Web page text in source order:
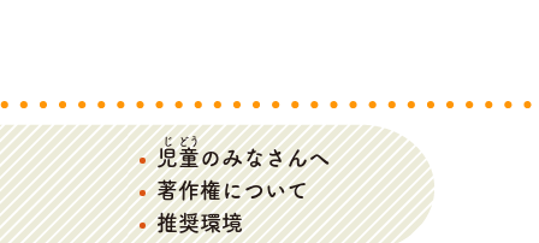
児
じ
童
どう
のみなさんへ
著作権について
推奨環境